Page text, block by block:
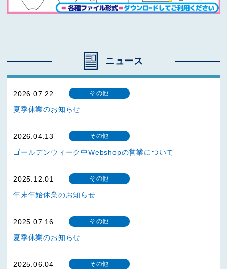
ニュース
2026.07.22 その他
夏季休業のお知らせ
2026.04.13 その他
ゴールデンウィーク中Webshopの営業について
2025.12.01 その他
年末年始休業のお知らせ
2025.07.16 その他
夏季休業のお知らせ
2025.06.04 その他